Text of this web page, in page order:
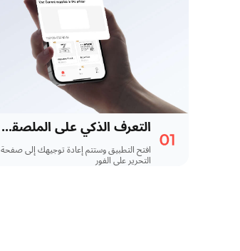
التعرف الذكي على الملصقات
افتح التطبيق وستتم إعادة توجيهك إلى صفحة
التحرير على الفور